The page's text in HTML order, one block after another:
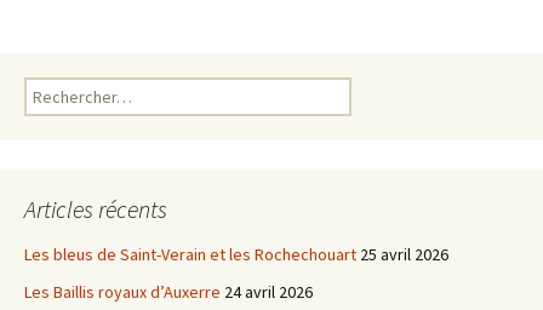
Rechercher :
Articles récents
Les bleus de Saint-Verain et les Rochechouart 25 avril 2026
Les Baillis royaux d’Auxerre 24 avril 2026